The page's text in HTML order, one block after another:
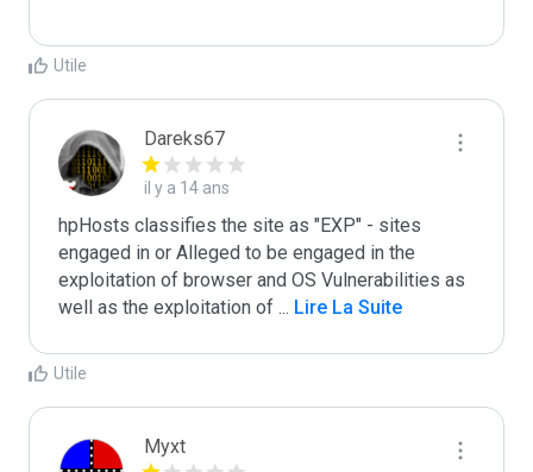
Utile
Dareks67
il y a 14 ans
hpHosts classifies the site as "EXP" - sites
engaged in or Alleged to be engaged in the
exploitation of browser and OS Vulnerabilities as
well as the exploitation of ... Lire La Suite
Utile
Myxt